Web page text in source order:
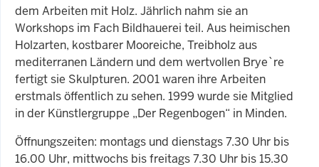
dem Arbeiten mit Holz. Jährlich nahm sie an
Workshops im Fach Bildhauerei teil. Aus heimischen
Holzarten, kostbarer Mooreiche, Treibholz aus
mediterranen Ländern und dem wertvollen Brye`re
fertigt sie Skulpturen. 2001 waren ihre Arbeiten
erstmals öffentlich zu sehen. 1999 wurde sie Mitglied
in der Künstlergruppe „Der Regenbogen“ in Minden.
Öffnungszeiten: montags und dienstags 7.30 Uhr bis
16.00 Uhr, mittwochs bis freitags 7.30 Uhr bis 15.30